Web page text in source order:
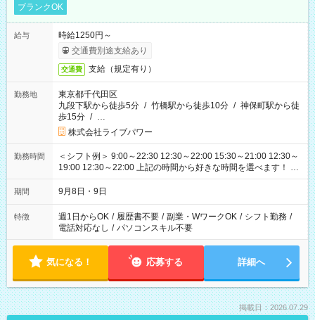
ブランクOK
給与
時給1250円～
交通費別途支給あり
交通費 支給（規定有り）
勤務地
東京都千代田区
九段下駅から徒歩5分 / 竹橋駅から徒歩10分 / 神保町駅から徒
歩15分 / …
株式会社ライブパワー
勤務時間
＜シフト例＞ 9:00～22:30 12:30～22:00 15:30～21:00 12:30～
19:00 12:30～22:00 上記の時間から好きな時間を選べます！ ※
時間は変更となる可能性があります
期間 9月8日・9日
特徴 週1日からOK / 履歴書不要 / 副業・WワークOK / シフト勤務 /
電話対応なし / パソコンスキル不要
気になる！ 応募する 詳細へ
掲載日：2026.07.29